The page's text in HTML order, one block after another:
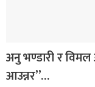
अनु भण्डारी र
आउन्नर”…